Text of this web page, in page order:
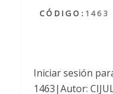
CÓDIGO: 1463
Iniciar sesión
1463|Autor: